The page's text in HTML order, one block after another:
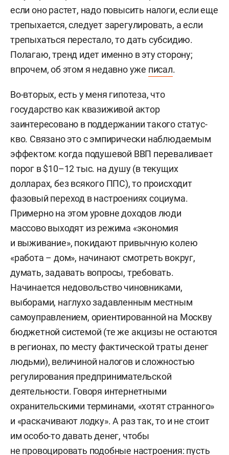
если оно растет, надо повысить налоги, если еще
трепыхается, следует зарегулировать, а если
трепыхаться перестало, то дать субсидию.
Полагаю, тренд идет именно в эту сторону;
впрочем, об этом я недавно уже писал.
Во-вторых, есть у меня гипотеза, что
государство как квазиживой актор
заинтересовано в поддержании такого статус-
кво. Связано это с эмпирически наблюдаемым
эффектом: когда подушевой ВВП переваливает
порог в $10–12 тыс. на душу (в текущих
долларах, без всякого ППС), то происходит
фазовый переход в настроениях социума.
Примерно на этом уровне доходов люди
массово выходят из режима «экономия
и выживание», покидают привычную колею
«работа – дом», начинают смотреть вокруг,
думать, задавать вопросы, требовать.
Начинается недовольство чиновниками,
выборами, наглухо задавленным местным
самоуправлением, ориентированной на Москву
бюджетной системой (те же акцизы не остаются
в регионах, по месту фактической траты денег
людьми), величиной налогов и сложностью
регулирования предпринимательской
деятельности. Говоря интернетными
охранительскими терминами, «хотят странного»
и «раскачивают лодку». А раз так, то и не стоит
им особо-то давать денег, чтобы
не провоцировать подобные настроения: пусть